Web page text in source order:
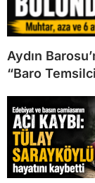
Aydın
“Baro